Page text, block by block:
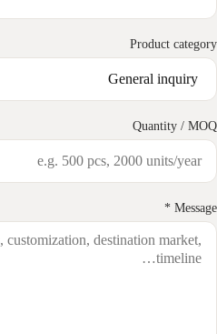
Product
Quantity /
Message